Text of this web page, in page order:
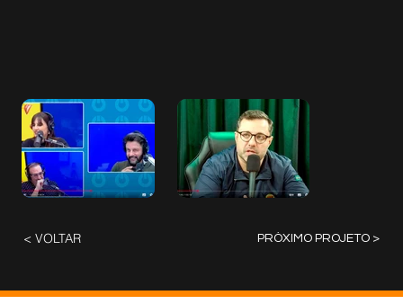
< VOLTAR PRÓXIMO PROJETO >